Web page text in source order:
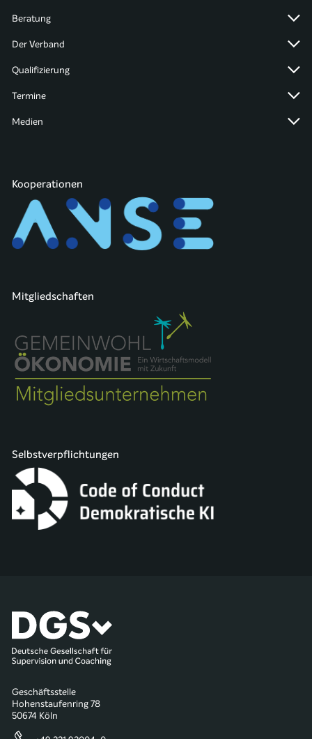
Beratung
Der Verband
Qualifizierung
Termine
Medien
Kooperationen
Mitgliedschaften
Selbstverpflichtungen
Geschäftsstelle
Hohenstaufenring 78
50674 Köln